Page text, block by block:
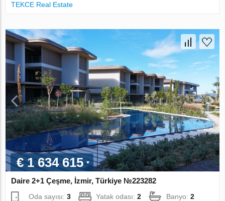
TEKCE Real Estate
€ 1 634 615
Daire 2+1 Çeşme, İzmir, Türkiye №223282
Oda sayısı:3 Yatak odası:2 Banyo:2